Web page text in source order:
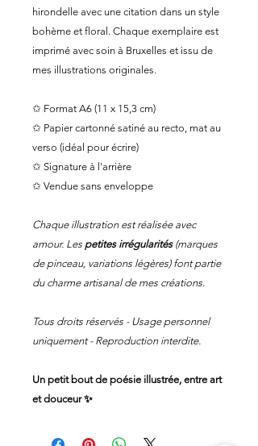
hirondelle avec une citation dans un style
bohème et floral. Chaque exemplaire est
imprimé avec soin à Bruxelles et issu de
mes illustrations originales.
✩ Format A6 (11 x 15,3 cm)
✩ Papier cartonné satiné au recto, mat au
verso (idéal pour écrire)
✩ Signature à l'arrière
✩ Vendue sans enveloppe
Chaque illustration est réalisée avec
amour. Les petites irrégularités(marques
de pinceau, variations légères) font partie
du charme artisanal de mes créations.
Tous droits réservés - Usage personnel
uniquement - Reproduction interdite.
Un petit bout de poésie illustrée, entre art
et douceur ✨